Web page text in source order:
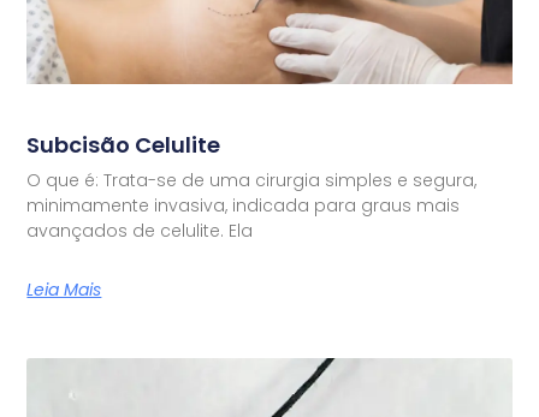
Subcisão Celulite
O que é: Trata-se de uma cirurgia simples e segura,
minimamente invasiva, indicada para graus mais
avançados de celulite. Ela
Leia Mais